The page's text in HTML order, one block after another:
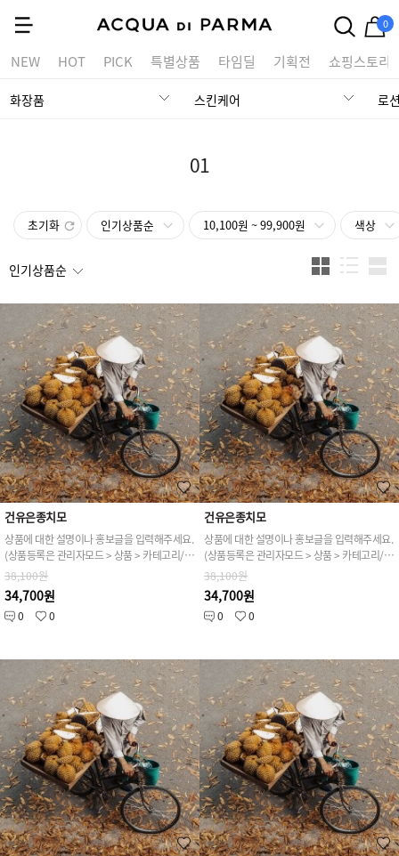
0
NEW HOT PICK 특별상품 타임딜 기획전 쇼핑스토리
화장품 스킨케어 로
01
초기화 인기상품순 10,100원 ~ 99,900원 색상
인기상품순
건유은종치모
상품에 대한 설명이나 홍보글을 입력해주세요.
(상품등록은 관리자모드 > 상품 > 카테고리/상품관리 > 상품등록 가능)
38,100원
34,700원
0 0
건유은종치모
상품에 대한 설명이나 홍보글을 입력해주세요.
(상품등록은 관리자모드 > 상품 > 카테고리/상품관리 > 상품등록 가능)
38,100원
34,700원
0 0